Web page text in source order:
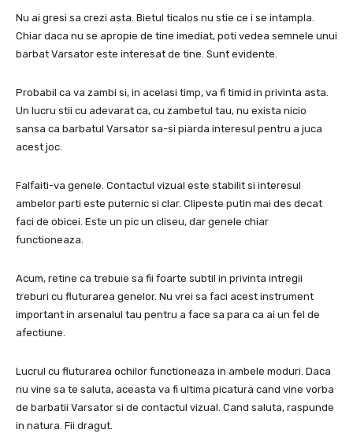
Nu ai gresi sa crezi asta. Bietul ticalos nu stie ce i se intampla.
Chiar daca nu se apropie de tine imediat, poti vedea semnele unui
barbat Varsator este interesat de tine. Sunt evidente.
Probabil ca va zambi si, in acelasi timp, va fi timid in privinta asta.
Un lucru stii cu adevarat ca, cu zambetul tau, nu exista nicio
sansa ca barbatul Varsator sa-si piarda interesul pentru a juca
acest joc.
Falfaiti-va genele. Contactul vizual este stabilit si interesul
ambelor parti este puternic si clar. Clipeste putin mai des decat
faci de obicei. Este un pic un cliseu, dar genele chiar
functioneaza.
Acum, retine ca trebuie sa fii foarte subtil in privinta intregii
treburi cu fluturarea genelor. Nu vrei sa faci acest instrument
important in arsenalul tau pentru a face sa para ca ai un fel de
afectiune.
Lucrul cu fluturarea ochilor functioneaza in ambele moduri. Daca
nu vine sa te saluta, aceasta va fi ultima picatura cand vine vorba
de barbatii Varsator si de contactul vizual. Cand saluta, raspunde
in natura. Fii dragut.